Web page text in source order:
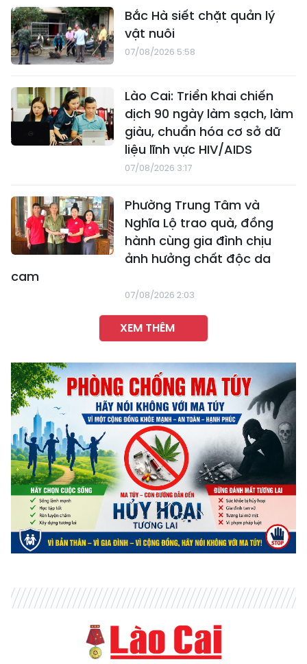
Bắc Hà siết chặt quản lý
vật nuôi
07/08/2026 5:58
Lào Cai: Triển khai chiến
dịch 90 ngày làm sạch, làm
giàu, chuẩn hóa cơ sở dữ
liệu lĩnh vực HIV/AIDS
07/08/2026 3:17
Phường Trung Tâm và
Nghĩa Lộ trao quà, đồng
hành cùng gia đình chịu
ảnh hưởng chất độc da
cam
07/08/2026 2:03
XEM THÊM